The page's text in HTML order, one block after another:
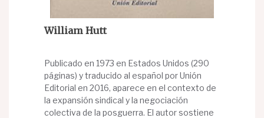
William Hutt
Publicado en 1973 en Estados Unidos (290
páginas) y traducido al español por Unión
Editorial en 2016, aparece en el contexto de
la expansión sindical y la negociación
colectiva de la posguerra. El autor sostiene